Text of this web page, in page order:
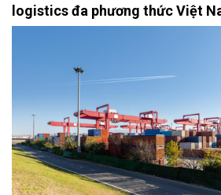
logistics đa phương thức Việt